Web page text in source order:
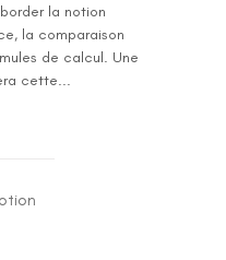
la notion
la comparaison
de calcul. Une
cette...